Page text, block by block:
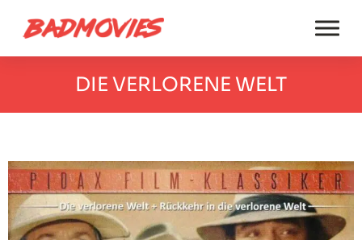
DIE VERLORENE WELT